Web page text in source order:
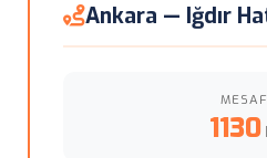
Ankara — Iğdır
1130